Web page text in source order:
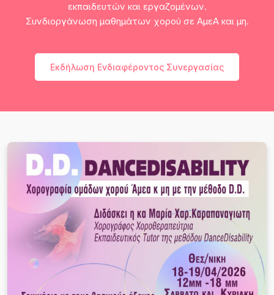
εκπαιδευτών και εργαζομένων.
Συνδιοργάνωση μαθημάτων χορού σε ΑμεΑ και μη.
Εκδήλωση Ενδιαφέροντος Συνεργασίας